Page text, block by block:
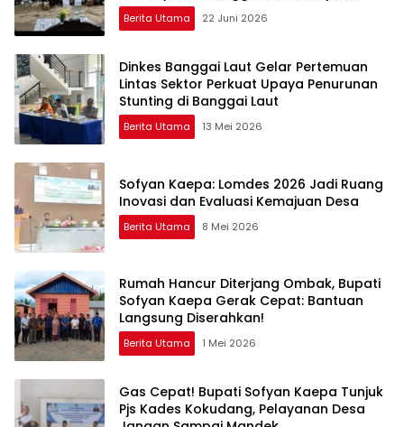
Ambil Rapor Anak
Berita Utama 22 Juni 2026
Dinkes Banggai Laut Gelar Pertemuan
Lintas Sektor Perkuat Upaya Penurunan
Stunting di Banggai Laut
Berita Utama 13 Mei 2026
Sofyan Kaepa: Lomdes 2026 Jadi Ruang
Inovasi dan Evaluasi Kemajuan Desa
Berita Utama 8 Mei 2026
Rumah Hancur Diterjang Ombak, Bupati
Sofyan Kaepa Gerak Cepat: Bantuan
Langsung Diserahkan!
Berita Utama 1 Mei 2026
Gas Cepat! Bupati Sofyan Kaepa Tunjuk
Pjs Kades Kokudang, Pelayanan Desa